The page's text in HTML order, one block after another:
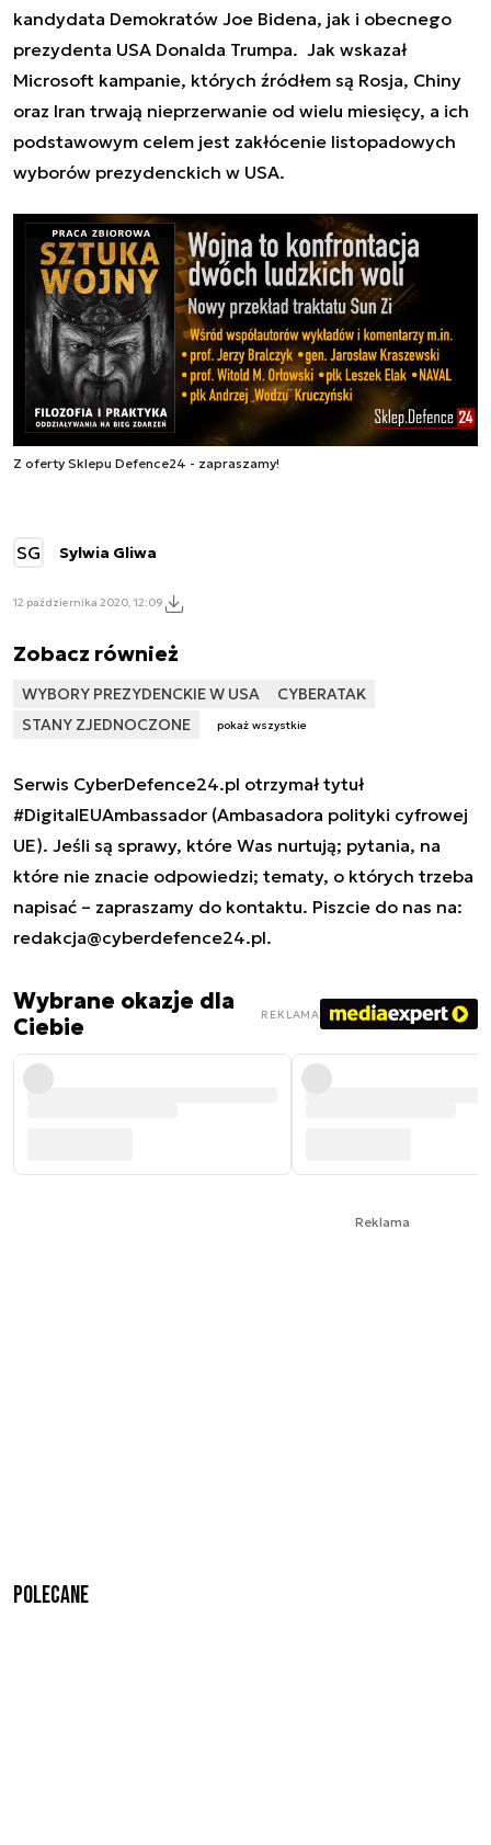
kandydata Demokratów Joe Bidena, jak i obecnego
prezydenta USA Donalda Trumpa. Jak wskazał
Microsoft kampanie, których źródłem są Rosja, Chiny
oraz Iran trwają nieprzerwanie od wielu miesięcy, a ich
podstawowym celem jest zakłócenie listopadowych
wyborów prezydenckich w USA.
Z oferty Sklepu Defence24 - zapraszamy!
SG Sylwia Gliwa
12 października 2020, 12:09
Zobacz również
WYBORY PREZYDENCKIE W USA
CYBERATAK
STANY ZJEDNOCZONE
pokaż wszystkie
Serwis CyberDefence24.pl otrzymał tytuł
#DigitalEUAmbassador (Ambasadora polityki cyfrowej
UE). Jeśli są sprawy, które Was nurtują; pytania, na
które nie znacie odpowiedzi; tematy, o których trzeba
napisać – zapraszamy do kontaktu. Piszcie do nas na:
redakcja@cyberdefence24.pl.
Wybrane okazje dla
Ciebie
REKLAMA
Reklama
Polecane